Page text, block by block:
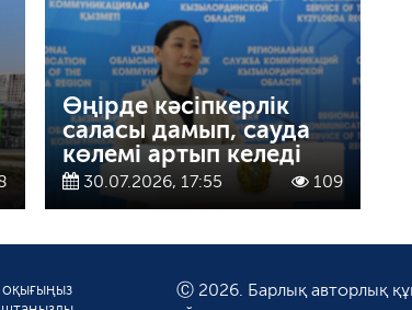
Өңірде кәсіпкерлік
саласы дамып, сауда
көлемі артып келеді
30.07.2026, 17:55 109
Ⓒ 2026. Барлық авторлық